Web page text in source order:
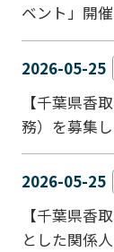
ベント」開催
2026-05-25
【千葉県香
務）を募集し
2026-05-25
【千葉県香
とした関係